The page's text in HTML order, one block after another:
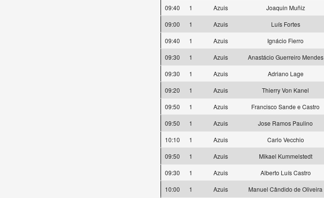
09:40
1 Azuis Joaquin Muñiz
09:00
1 Azuis Luís Fortes
09:40
1 Azuis Ignácio Fierro
09:30
1 Azuis Anastácio Guerreiro Mendes
09:30
1 Azuis Adriano Lage
09:20
1 Azuis Thierry Von Kanel
09:50
1 Azuis Francisco Sande e Castro
09:50
1 Azuis Jose Ramos Paulino
10:10
1 Azuis Carlo Vecchio
09:50
1 Azuis Mikael Kummelstedt
09:30
1 Azuis Alberto Luís Castro
10:00
1 Azuis Manuel Cândido de Oliveira